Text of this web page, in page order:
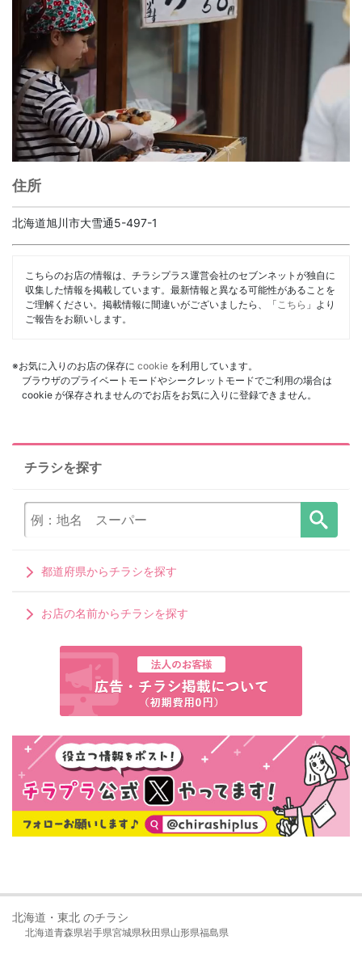
住所
北海道旭川市大雪通5-497-1
こちらのお店の情報は、チラシプラス運営会社のセブンネットが独自に
収集した情報を掲載しています。最新情報と異なる可能性があることを
ご理解ください。掲載情報に間違いがございましたら、「 こちら 」より
ご報告をお願いします。
※お気に入りのお店の保存に cookie を利用しています。
ブラウザのプライベートモードやシークレットモードでご利用の場合は
cookie が保存されませんのでお店をお気に入りに登録できません。
チラシを探す
都道府県からチラシを探す
お店の名前からチラシを探す
北海道・東北 のチラシ
北海道青森県岩手県宮城県秋田県山形県福島県